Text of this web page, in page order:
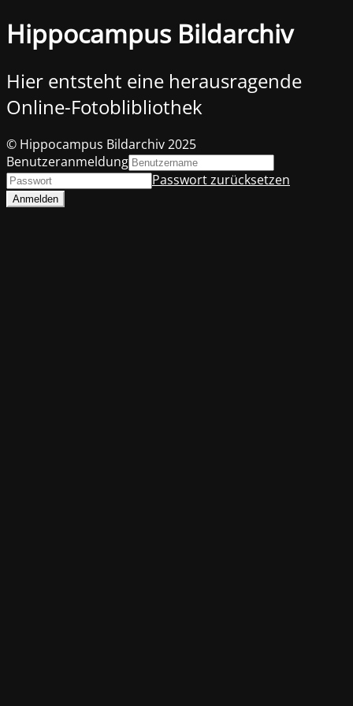
Hippocampus Bildarchiv
Hier entsteht eine herausragende
Online-Fotoblibliothek
© Hippocampus Bildarchiv 2025
Benutzeranmeldung
Passwort zurücksetzen